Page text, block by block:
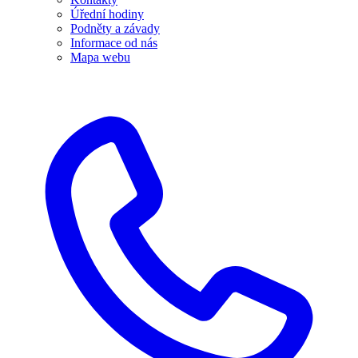
Úřední hodiny
Podněty a závady
Informace od nás
Mapa webu